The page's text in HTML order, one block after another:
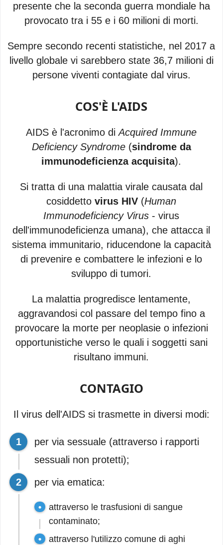
presente che la seconda guerra mondiale ha
provocato tra i 55 e i 60 milioni di morti.
Sempre secondo recenti statistiche, nel 2017 a
livello globale vi sarebbero state 36,7 milioni di
persone viventi contagiate dal virus.
COS'È L'AIDS
AIDS è l'acronimo diAcquired Immune
Deficiency Syndrome(sindrome da
immunodeficienza acquisita).
Si tratta di una malattia virale causata dal
cosiddettovirus HIV (Human
Immunodeficiency Virus - virus
dell'immunodeficienza umana), che attacca il
sistema immunitario, riducendone la capacità
di prevenire e combattere le infezioni e lo
sviluppo di tumori.
La malattia progredisce lentamente,
aggravandosi col passare del tempo fino a
provocare la morte per neoplasie o infezioni
opportunistiche verso le quali i soggetti sani
risultano immuni.
CONTAGIO
Il virus dell'AIDS si trasmette in diversi modi:
per via sessuale (attraverso i rapporti
sessuali non protetti);
per via ematica:
attraverso le trasfusioni di sangue
contaminato;
attraverso l'utilizzo comune di aghi